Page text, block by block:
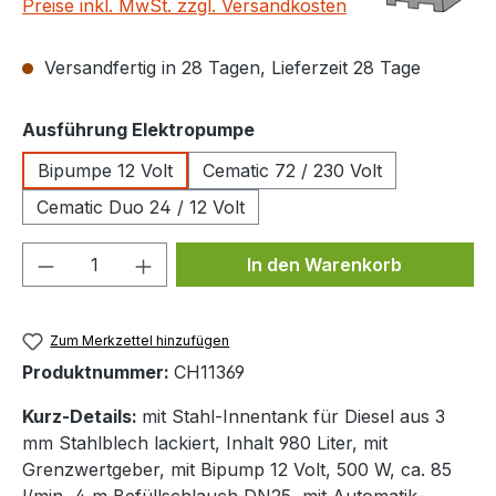
Preise inkl. MwSt. zzgl. Versandkosten
Versandfertig in 28 Tagen, Lieferzeit 28 Tage
Ausführung Elektropumpeauswählen
Bipumpe 12 Volt
Cematic 72 / 230 Volt
Cematic Duo 24 / 12 Volt
Produkt Anzahl: Gib denIn den Warenkorb
Zum Merkzettel hinzufügen
Produktnummer: CH11369
Kurz-Details: mit Stahl-Innentank für Diesel aus 3
mm Stahlblech lackiert, Inhalt 980 Liter, mit
Grenzwertgeber, mit Bipump 12 Volt, 500 W, ca. 85